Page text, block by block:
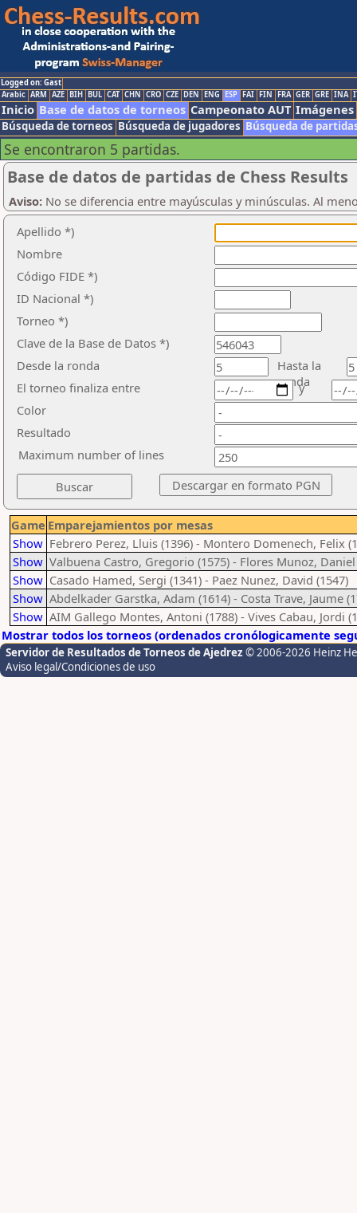
Logged on: Gast
Arabic ARM AZE BIH BUL CAT CHN CRO CZE DEN ENG ESP FAI FIN FRA GER GRE INA
Inicio Base de datos de torneos Campeonato AUT Imágenes
Búsqueda de torneos Búsqueda de jugadores Búsqueda de
Se encontraron 5 partidas.
Base de datos de partidas de Chess Results
Aviso: No se diferencia entre mayúsculas y minúsculas. Al
Apellido *)
Nombre
Código FIDE *)
ID Nacional *)
Torneo *)
Clave de la Base de Datos *)
Desde la ronda
Hasta la
ronda
El torneo finaliza entre
Color
Resultado
y
Maximum number of lines
Game Emparejamientos por mesas
Show Febrero Perez, Lluis (1396) - Montero Domenech, Felix
Show Valbuena Castro, Gregorio (1575) - Flores Munoz, Daniel
Show Casado Hamed, Sergi (1341) - Paez Nunez, David (1547)
Show Abdelkader Garstka, Adam (1614) - Costa Trave, Jaume
Show AIM Gallego Montes, Antoni (1788) - Vives Cabau, Jordi
Mostrar todos los torneos (ordenados cronólogicamente
Servidor de Resultados de Torneos de Ajedrez © 2006-2026 Heinz
Aviso legal/Condiciones de uso